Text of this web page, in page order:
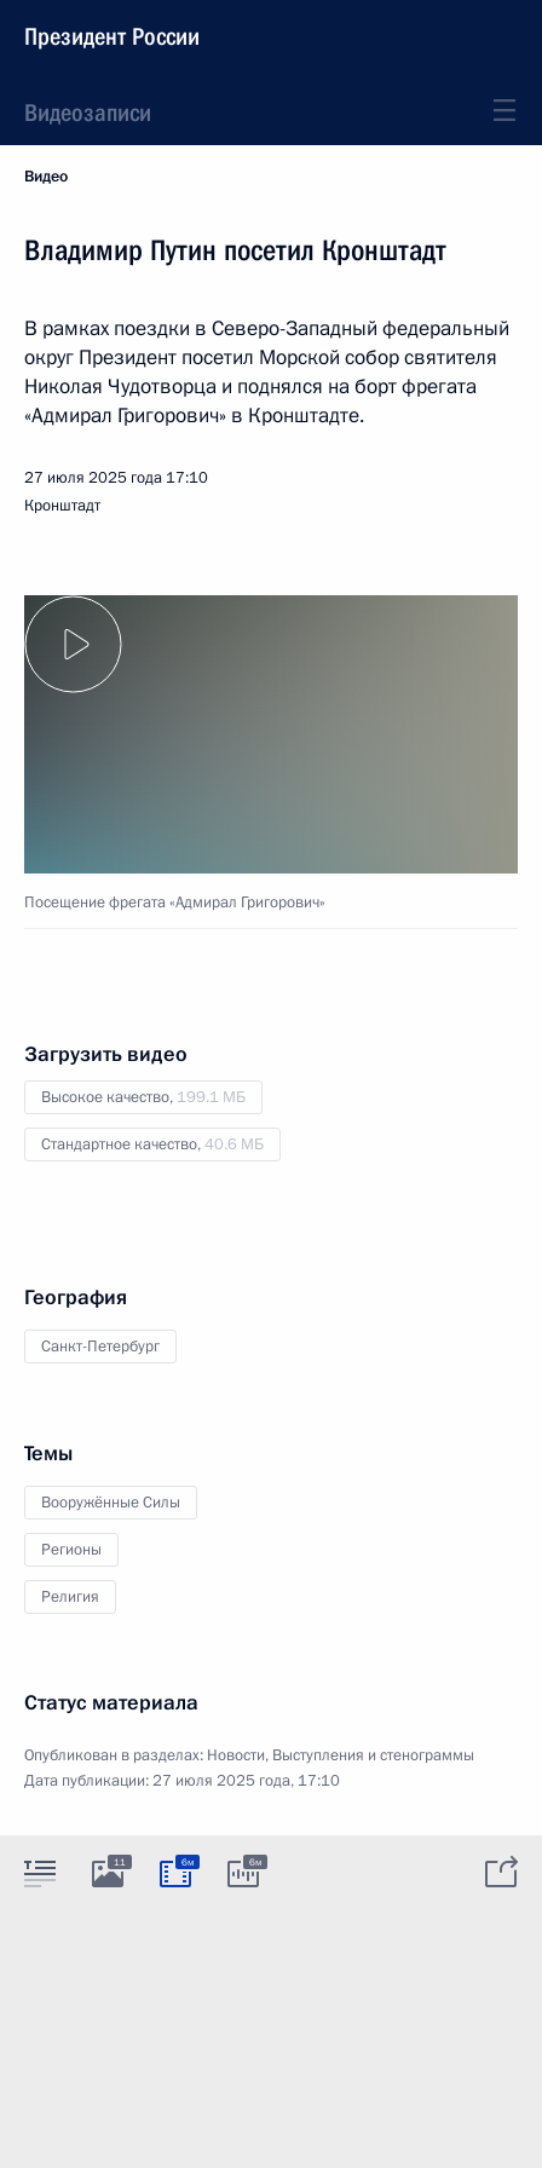
Президент России
Видеозаписи
Видео
Владимир Путин посетил Кронштадт
В рамках поездки в Северо-Западный федеральный
округ Президент посетил Морской собор святителя
Николая Чудотворца и поднялся на борт фрегата
«Адмирал Григорович» в Кронштадте.
27 июля 2025 года 17:10
Кронштадт
Посещение фрегата «Адмирал Григорович»
Загрузить видео
Высокое качество, 199.1 МБ
Стандартное качество,40.6 МБ
География
Санкт-Петербург
Темы
Вооружённые Силы
Регионы
Религия
Статус материала
Опубликован в разделах: Новости, Выступления и стенограммы
Дата публикации:27 июля 2025 года, 17:10
11 6м 6м